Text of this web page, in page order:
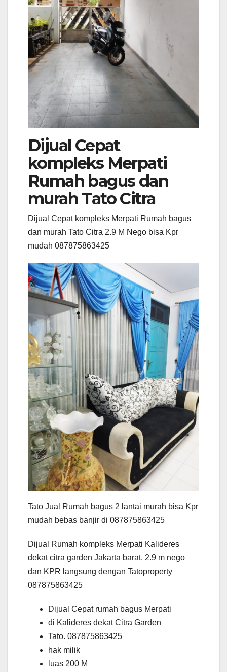
Dijual Cepat
kompleks Merpati
Rumah bagus dan
murah Tato Citra
Dijual Cepat kompleks Merpati Rumah bagus
dan murah Tato Citra 2.9 M Nego bisa Kpr
mudah 087875863425
Tato Jual Rumah bagus 2 lantai murah bisa Kpr
mudah bebas banjir di 087875863425
Dijual Rumah kompleks Merpati Kalideres
dekat citra garden Jakarta barat, 2.9 m nego
dan KPR langsung dengan Tatoproperty
087875863425
Dijual Cepat rumah bagus Merpati
di Kalideres dekat Citra Garden
Tato. 087875863425
hak milik
luas 200 M